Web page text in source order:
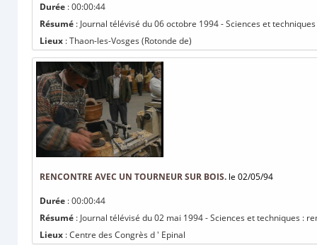
Durée : 00:00:44
Résumé : Journal télévisé du 06 octobre 1994 - Sciences et
Lieux : Thaon-les-Vosges (Rotonde de)
RENCONTRE AVEC UN TOURNEUR SUR BOIS. le 02/05/94
Durée : 00:00:44
Résumé : Journal télévisé du 02 mai 1994 - Sciences et techniques :
Lieux : Centre des Congrès d ' Epinal